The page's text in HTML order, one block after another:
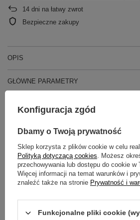
14 dni na łatwy zwrot
Bezpieczne zakupy
OPIS
GŁÓWNE PARAMETRY
DO POBRANIA
GWARANCJA
OPINIE (3)
Potrzebujesz pomocy? Masz
Konfiguracja zgód
Dbamy o Twoją prywatność
Sklep korzysta z plików cookie w celu
Polityką dotyczącą cookies. Możesz
przechowywania lub dostępu do cookie w
Więcej informacji na temat warunków i
znaleźć także na stronie Prywatność i
Funkcjonalne pliki cookie